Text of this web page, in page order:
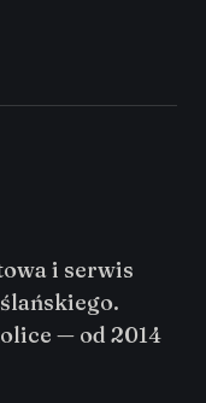
i serwis
— od 2014